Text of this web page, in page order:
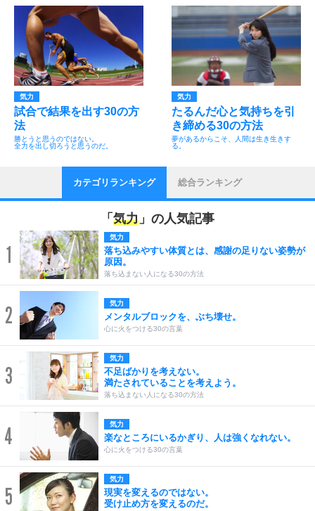
気力
試合で結果を出す30の方
法
勝とうと思うのではない。
全力を出し切ろうと思うのだ。
気力
たるんだ心と気持ちを引
き締める30の方法
夢があるからこそ、人間は生き生きす
る。
カテゴリランキング 総合ランキング
「 気力 」の人気記事
1
気力
落ち込みやすい体質とは、感謝の足りない姿勢が
原因。
落ち込まない人になる30の方法
2 気力
メンタルブロックを、ぶち壊せ。
心に火をつける30の言葉
3
気力
不足ばかりを考えない。
満たされていることを考えよう。
落ち込まない人になる30の方法
4 気力
楽なところにいるかぎり、人は強くなれない。
心に火をつける30の言葉
5
気力
現実を変えるのではない。
受け止め方を変えるのだ。